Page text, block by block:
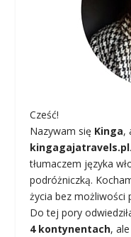
Cześć!
Nazywam się Kinga,
kingagajatravels.pl
tłumaczem języka
podróżniczką.
życia bez możliwości
Do tej pory
4 kontynentach,